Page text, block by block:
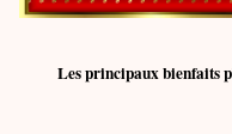
Les principaux bienfaits